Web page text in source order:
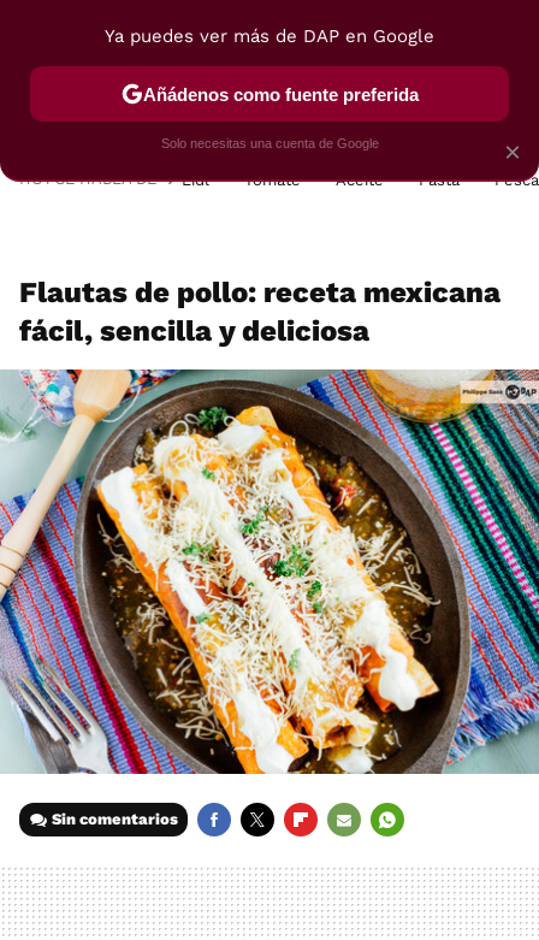
POSTRES VIAJES SELECCIÓN VEGUI
HOY SE HABLA DE Lidl Tomate Aceite Pasta
Flautas de pollo: receta mexicana
fácil, sencilla y deliciosa
Sin comentarios
MAIL
×
Ya puedes ver más de DAP en Google
Añádenos como fuente preferida
Solo necesitas una cuenta de Google